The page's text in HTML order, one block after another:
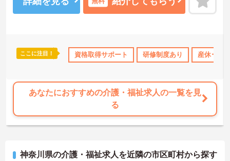
研修制度あり 産休･育休･介護休暇取得実績あり 社会保険完備
ここに注目！ 資格取得サポート 研修制度あり 産休･育休
あなたにおすすめの介護・福祉求人の一覧を見
る
神奈川県の介護・福祉求人を近隣の市区町村から探す